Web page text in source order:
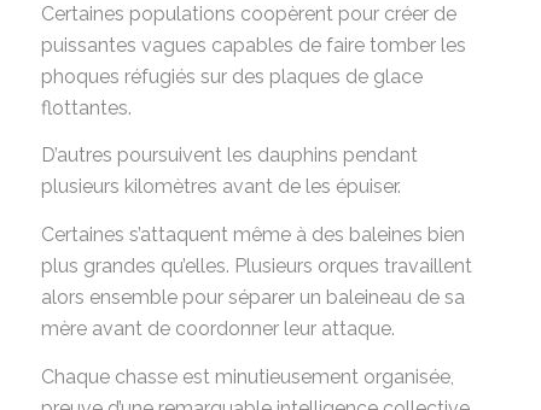
Certaines populations coopèrent pour créer de
puissantes vagues capables de faire tomber les
phoques réfugiés sur des plaques de glace
flottantes.
D’autres poursuivent les dauphins pendant
plusieurs kilomètres avant de les épuiser.
Certaines s’attaquent même à des baleines bien
plus grandes qu’elles. Plusieurs orques travaillent
alors ensemble pour séparer un baleineau de sa
mère avant de coordonner leur attaque.
Chaque chasse est minutieusement organisée,